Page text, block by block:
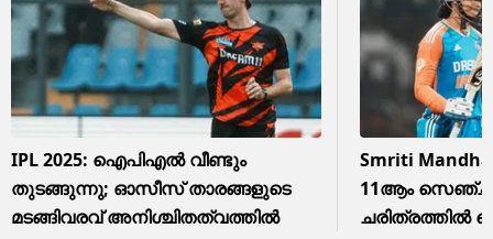
IPL 2025: ഐപിഎല്‍ വീണ്ടും
തുടങ്ങുന്നു; ഓസീസ് താരങ്ങളുടെ
മടങ്ങിവരവ് അനിശ്ചിതത്വത്തില്‍
Smriti
11ആം
ചരിത്രത്തിൽ